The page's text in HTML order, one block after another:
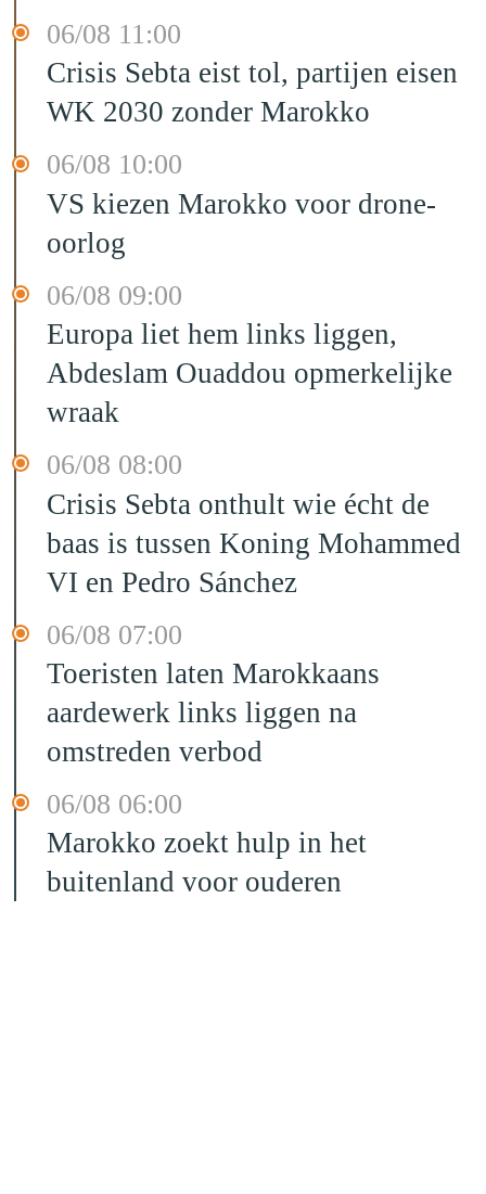
06/08 11:00
Crisis Sebta eist tol, partijen eisen
WK 2030 zonder Marokko
06/08 10:00
VS kiezen Marokko voor drone-
oorlog
06/08 09:00
Europa liet hem links liggen,
Abdeslam Ouaddou opmerkelijke
wraak
06/08 08:00
Crisis Sebta onthult wie écht de
baas is tussen Koning Mohammed
VI en Pedro Sánchez
06/08 07:00
Toeristen laten Marokkaans
aardewerk links liggen na
omstreden verbod
06/08 06:00
Marokko zoekt hulp in het
buitenland voor ouderen